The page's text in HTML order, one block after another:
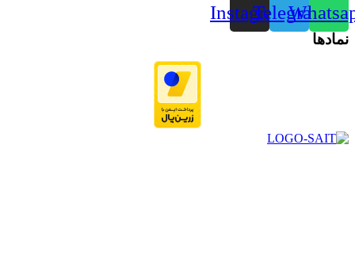
Telegram
Instagram
نمادها